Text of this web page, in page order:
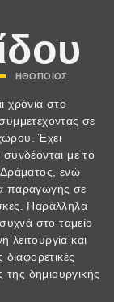
ΗΘΟΠΟΙΌΣ
χρόνια στο
σε
Έχει
με το
Δράματος, ενώ
παραγωγής σε
Παράλληλα
στο ταμείο
και
της δημιουργικής